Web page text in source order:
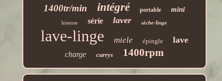
1400tr/min intégré portable mini
hisense série laver sèche-linge
lave-linge miele épingle lave
charge currys 1400rpm